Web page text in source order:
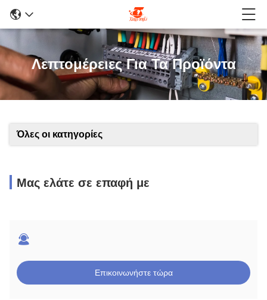
Λεπτομέρειες Για Τα Προϊόντα
Όλες οι κατηγορίες
Μας ελάτε σε επαφή με
Επικοινωνήστε τώρα